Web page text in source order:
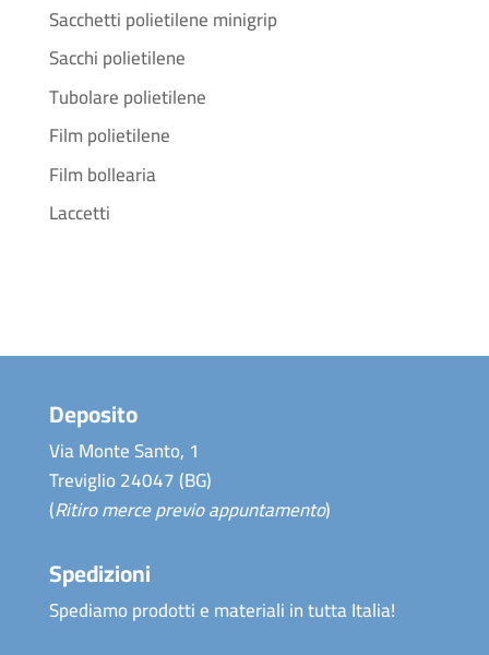
Sacchetti polietilene minigrip
Sacchi polietilene
Tubolare polietilene
Film polietilene
Film bollearia
Laccetti
Deposito
Via Monte Santo, 1
Treviglio 24047 (BG)
(Ritiro merce previo appuntamento)
Spedizioni
Spediamo prodotti e materiali in tutta Italia!